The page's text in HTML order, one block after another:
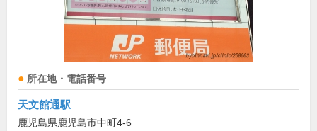
所在地・電話番号
天文館通駅
鹿児島県鹿児島市中町4-6